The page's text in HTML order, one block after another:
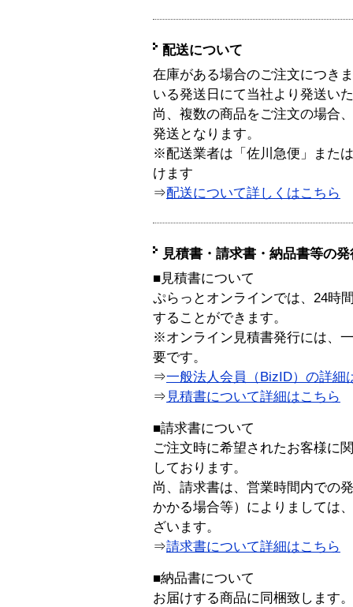
配送について
在庫がある場合のご注文につき
いる発送日にて当社より発送い
尚、複数の商品をご注文の場合
発送となります。
※配送業者は「佐川急便」また
けます
⇒配送について詳しくはこちら
見積書・請求書・納品書等の
■見積書について
ぷらっとオンラインでは、24時
することができます。
※オンライン見積書発行には、
要です。
⇒一般法人会員（BizID）の詳細
⇒ 見積書について詳細はこちら
■請求書について
ご注文時に希望されたお客様に
しております。
尚、請求書は、営業時間内での
かかる場合等）によりましては
ざいます。
⇒請求書について詳細はこちら
■納品書について
お届けする商品に同梱致します。